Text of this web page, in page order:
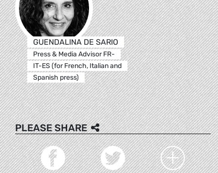
GUENDALINA DE SARIO
Press & Media Advisor FR-
IT-ES (for French, Italian and
Spanish press)
PLEASE SHARE